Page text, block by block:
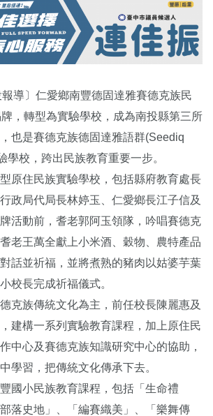
報導〕仁愛鄉南豐德固達雅賽德克族民
，轉型為實驗學校，成為南投縣第三所
也是賽德克族德固達雅語群(Seediq
學校，跨出民族教育重要一步。
原住民族實驗學校，包括縣府教育處長
政局代局長林婷玉、仁愛鄉長江子信及
活動前，耆老郭阿玉領隊，吟唱賽德克
老王萬全獻上小米酒、穀物、農特產品
話並祈福，並將煮熟的豬肉以姑婆芋葉
校長完成祈福儀式。
克族傳統文化為主，前任校長陳麗惠及
建構一系列實驗教育課程，加上原住民
中心及賽德克族知識研究中心的協助，
學習，把傳統文化傳承下去。
國小民族教育課程，包括「生命禮
落史地」、「編賽織美」、「樂舞傳